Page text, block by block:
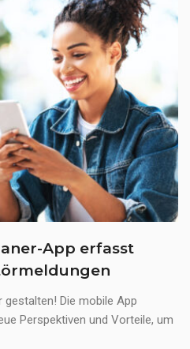
App erfasst
Die mobile App
Perspektiven und Vorteile, um